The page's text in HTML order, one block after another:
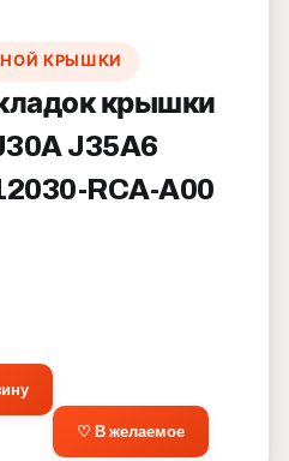
КРЫШКИ
крышки
J35A6
RCA-A00
♡ В желаемое